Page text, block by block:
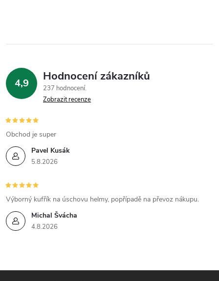
4,9 Hodnocení zákazníků
237 hodnocení
Zobrazit recenze
Pavel Kusák
5.8.2026
Obchod je super
Michal Švácha
4.8.2026
Výborný kufřík na úschovu helmy, popřípadě na převoz nákupu.